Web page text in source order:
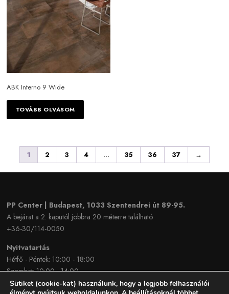
ABK Interno 9 Wide
TOVÁBB OLVASOM
1 2 3 4 … 35 36 37 →
PP Center | Budapest, 1033 Szentendrei út 89-95.
A bejárat a 2. kaputól jobbra 20 méterre található
+36-30/114-0050
Nyitvatartás
Hétfő - Péntek: 10:00 - 18:00
Szombat: 10:00 - 14:00
Sütiket (cookie-kat) használunk, hogy a legjobb felhasználói